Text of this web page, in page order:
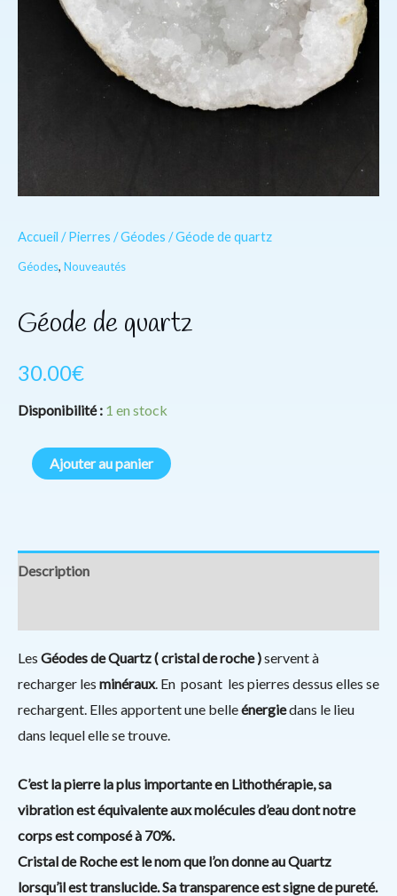
Accueil /Pierres /Géodes / Géode de quartz
Géodes, Nouveautés
Géode de quartz
30.00€
Disponibilité : 1 en stock
Ajouter au panier
Description
Les Géodes de Quartz ( cristal de roche )servent à
recharger les minéraux. En posant les pierres dessus elles se
rechargent. Elles apportent une belleénergiedans le lieu
dans lequel elle se trouve.
C’est la pierre la plus importante en Lithothérapie, sa
vibration est équivalente aux molécules d’eau dont notre
corps est composé à 70%.
Cristal de Roche est le nom que l’on donne au Quartz
lorsqu’il est translucide. Sa transparence est signe de pureté.